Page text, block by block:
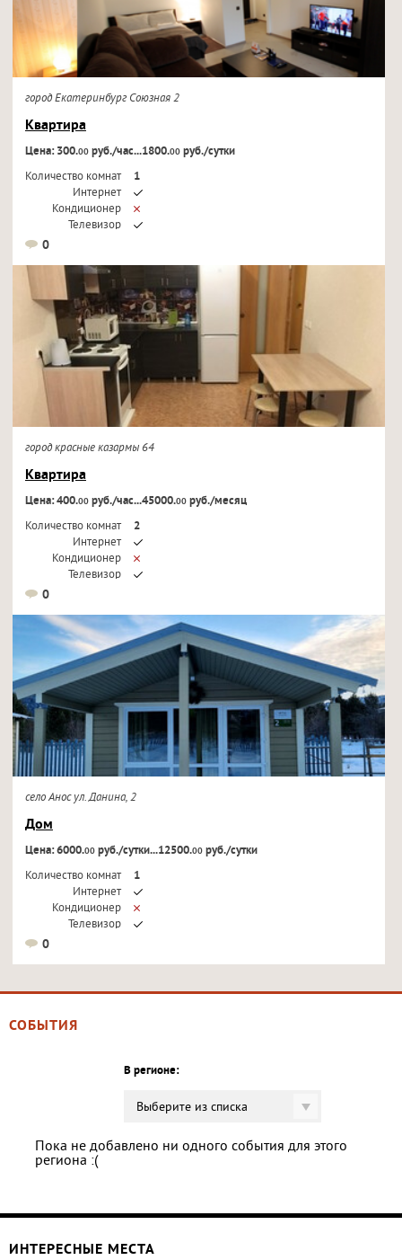
город Екатеринбург Союзная 2
Квартира
Цена: 300.00руб./час...1800.00руб./сутки
Количество комнат
1
Интернет
Кондиционер
Телевизор
0
город красные казармы 64
Квартира
Цена: 400.00руб./час...45000.00руб./месяц
Количество комнат
2
Интернет
Кондиционер
Телевизор
0
село Анос ул. Данина, 2
Дом
Цена: 6000.00руб./сутки...12500.00руб./сутки
Количество комнат
1
Интернет
Кондиционер
Телевизор
0
СОБЫТИЯ
В регионе:
Выберите из списка
Пока не добавлено ни одного события для этого
региона :(
ИНТЕРЕСНЫЕ МЕСТА